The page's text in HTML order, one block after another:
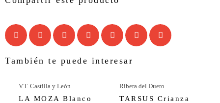
También te puede interesar
V.T. Castilla y León
LA MOZA Blanco
Ribera del Duero
TARSUS Crianza